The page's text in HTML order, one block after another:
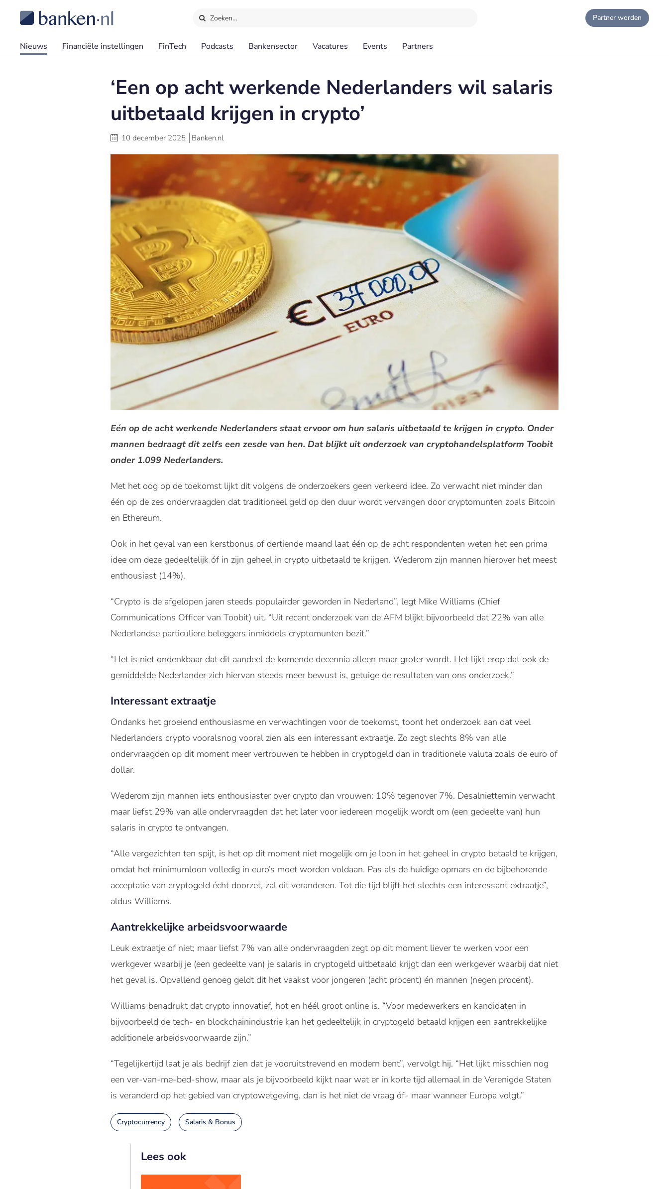
Zoeken… Partner worden
Nieuws Financiële instellingen FinTech Podcasts Bankensector Vacatures Events Partners
‘Een op acht werkende Nederlanders wil salaris
uitbetaald krijgen in crypto’
10 december 2025 Banken.nl
Eén op de acht werkende Nederlanders staat ervoor om hun salaris uitbetaald te krijgen in crypto. Onder
mannen bedraagt dit zelfs een zesde van hen. Dat blijkt uit onderzoek van cryptohandelsplatform Toobit
onder 1.099 Nederlanders.
Met het oog op de toekomst lijkt dit volgens de onderzoekers geen verkeerd idee. Zo verwacht niet minder dan
één op de zes ondervraagden dat traditioneel geld op den duur wordt vervangen door cryptomunten zoals Bitcoin
en Ethereum.
Ook in het geval van een kerstbonus of dertiende maand laat één op de acht respondenten weten het een prima
idee om deze gedeeltelijk óf in zijn geheel in crypto uitbetaald te krijgen. Wederom zijn mannen hierover het meest
enthousiast (14%).
“Crypto is de afgelopen jaren steeds populairder geworden in Nederland”, legt Mike Williams (Chief
Communications Officer van Toobit) uit. “Uit recent onderzoek van de AFM blijkt bijvoorbeeld dat 22% van alle
Nederlandse particuliere beleggers inmiddels cryptomunten bezit.”
“Het is niet ondenkbaar dat dit aandeel de komende decennia alleen maar groter wordt. Het lijkt erop dat ook de
gemiddelde Nederlander zich hiervan steeds meer bewust is, getuige de resultaten van ons onderzoek.”
Interessant extraatje
Ondanks het groeiend enthousiasme en verwachtingen voor de toekomst, toont het onderzoek aan dat veel
Nederlanders crypto vooralsnog vooral zien als een interessant extraatje. Zo zegt slechts 8% van alle
ondervraagden op dit moment meer vertrouwen te hebben in cryptogeld dan in traditionele valuta zoals de euro of
dollar.
Wederom zijn mannen iets enthousiaster over crypto dan vrouwen: 10% tegenover 7%. Desalniettemin verwacht
maar liefst 29% van alle ondervraagden dat het later voor iedereen mogelijk wordt om (een gedeelte van) hun
salaris in crypto te ontvangen.
“Alle vergezichten ten spijt, is het op dit moment niet mogelijk om je loon in het geheel in crypto betaald te krijgen,
omdat het minimumloon volledig in euro’s moet worden voldaan. Pas als de huidige opmars en de bijbehorende
acceptatie van cryptogeld écht doorzet, zal dit veranderen. Tot die tijd blijft het slechts een interessant extraatje”,
aldus Williams.
Aantrekkelijke arbeidsvoorwaarde
Leuk extraatje of niet; maar liefst 7% van alle ondervraagden zegt op dit moment liever te werken voor een
werkgever waarbij je (een gedeelte van) je salaris in cryptogeld uitbetaald krijgt dan een werkgever waarbij dat niet
het geval is. Opvallend genoeg geldt dit het vaakst voor jongeren (acht procent) én mannen (negen procent).
Williams benadrukt dat crypto innovatief, hot en héél groot online is. “Voor medewerkers en kandidaten in
bijvoorbeeld de tech- en blockchainindustrie kan het gedeeltelijk in cryptogeld betaald krijgen een aantrekkelijke
additionele arbeidsvoorwaarde zijn.”
“Tegelijkertijd laat je als bedrijf zien dat je vooruitstrevend en modern bent”, vervolgt hij. “Het lijkt misschien nog
een ver-van-me-bed-show, maar als je bijvoorbeeld kijkt naar wat er in korte tijd allemaal in de Verenigde Staten
is veranderd op het gebied van cryptowetgeving, dan is het niet de vraag óf- maar wanneer Europa volgt.”
Cryptocurrency Salaris & Bonus
Lees ook